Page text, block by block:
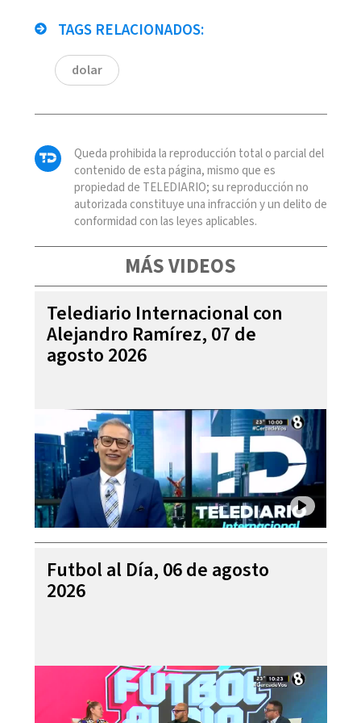
TAGS RELACIONADOS:
dolar
Queda prohibida la reproducción total o parcial del
contenido de esta página, mismo que es
propiedad de TELEDIARIO; su reproducción no
autorizada constituye una infracción y un delito de
conformidad con las leyes aplicables.
MÁS VIDEOS
Telediario Internacional con
Alejandro Ramírez, 07 de
agosto 2026
Futbol al Día, 06 de agosto
2026